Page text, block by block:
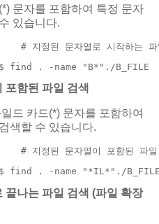
문자를 포함하여 특정 문자
있습니다.
정된 문자열로 시작하는 파
find . -name "B*"./B_FILE
포함된 파일 검색
드 카드(*) 문자를 포함하여
색할 수 있습니다.
지정된 문자열이 포함된 파
find . -name "*IL*"./
끝나는 파일 검색 (파일 확장